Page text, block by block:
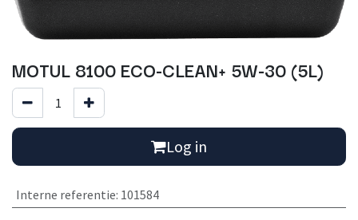
MOTUL 8100 ECO-CLEAN+ 5W-30 (5L)
Log in
Interne referentie: 101584